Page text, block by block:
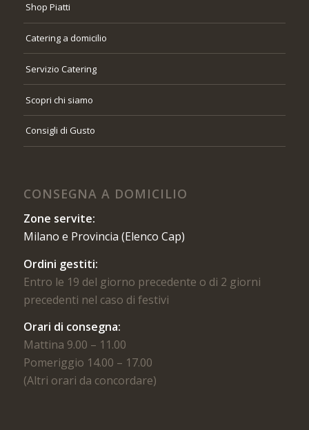
Shop Piatti
Catering a domicilio
Servizio Catering
Scopri chi siamo
Consigli di Gusto
CONSEGNA A DOMICILIO
Zone servite:
Milano e Provincia (Elenco Cap)
Ordini gestiti:
Entro le 19 del giorno precedente o di 2 giorni
precedenti nel caso di festivi
Orari di consegna:
Mattina 9.00 – 11.00
Pomeriggio 14.00 – 17.00
(Altri orari da concordare)